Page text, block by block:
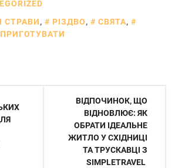
СТРАВИ, РІЗДВО, СВЯТА,
ВІДПОЧИНОК, ЩО
ВІДНОВЛЮЄ: ЯК
ОБРАТИ ІДЕАЛЬНЕ
ЖИТЛО У СХІДНИЦІ
ТА ТРУСКАВЦІ З
SIMPLETRAVEL